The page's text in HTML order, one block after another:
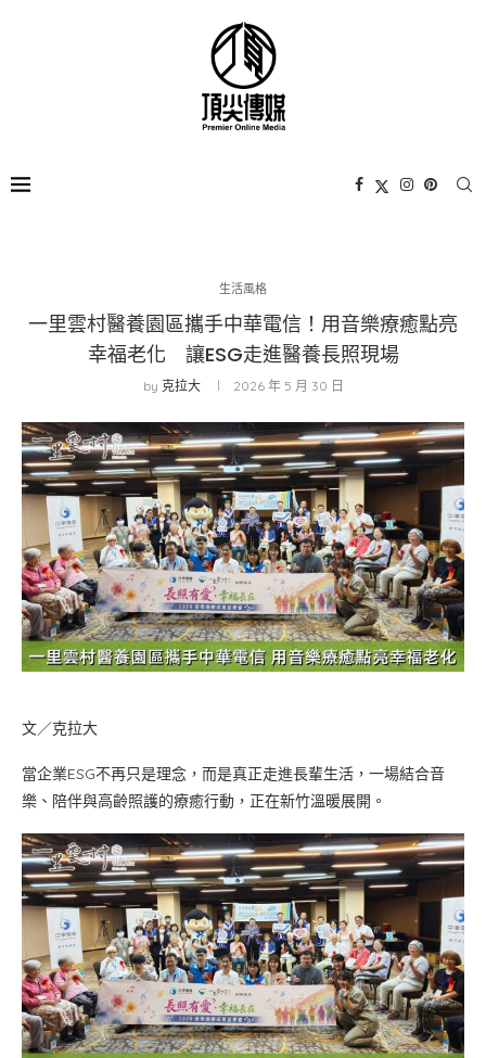
生活風格
一里雲村醫養園區攜手中華電信！用音樂療癒點亮
幸福老化 讓ESG走進醫養長照現場
by 克拉大 2026 年 5 月 30 日
文／克拉大
當企業ESG不再只是理念，而是真正走進長輩生活，一場結合音
樂、陪伴與高齡照護的療癒行動，正在新竹溫暖展開。